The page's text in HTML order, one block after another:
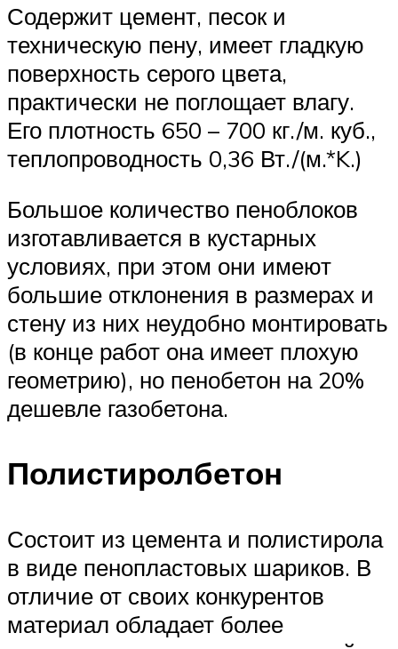
Содержит цемент, песок и
техническую пену, имеет гладкую
поверхность серого цвета,
практически не поглощает влагу.
Его плотность 650 – 700 кг./м. куб.,
теплопроводность 0,36 Вт./(м.*K.)
Большое количество пеноблоков
изготавливается в кустарных
условиях, при этом они имеют
большие отклонения в размерах и
стену из них неудобно монтировать
(в конце работ она имеет плохую
геометрию), но пенобетон на 20%
дешевле газобетона.
Полистиролбетон
Состоит из цемента и полистирола
в виде пенопластовых шариков. В
отличие от своих конкурентов
материал обладает более